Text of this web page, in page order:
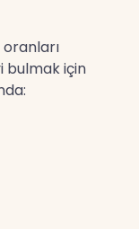
bulmak için